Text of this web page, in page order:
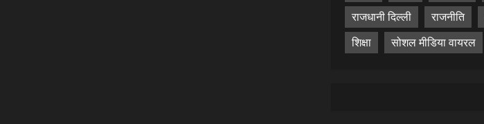
राजधानी दिल्ली
राजनीति
शिक्षा
सोशल मीडिया वायरल